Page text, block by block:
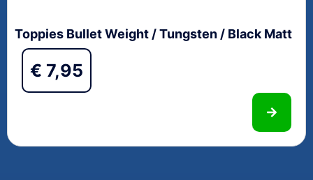
Toppies Bullet Weight / Tungsten / Black Matt
€ 7,95